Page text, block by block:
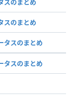
スのまとめ
スのまとめ
タスのまとめ
タスのまとめ